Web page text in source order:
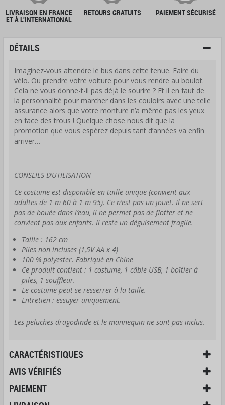
LIVRAISON EN FRANCE
ET À L'INTERNATIONAL
RETOURS GRATUITS PAIEMENT SÉCURISÉ
DÉTAILS
Imaginez-vous attendre le bus dans cette tenue. Faire du
vélo. Ou prendre votre voiture pour vous rendre au boulot.
Cela ne vous donne-t-il pas déjà le sourire ? Et il en faut de
la personnalité pour marcher dans les couloirs avec une telle
assurance alors que votre monture n’a même pas les yeux
en face des trous ! Quelque chose nous dit que la
promotion que vous espérez depuis tant d’années va enfin
arriver…
CONSEILS D’UTILISATION
Ce costume est disponible en taille unique (convient aux
adultes de 1 m 60 à 1 m 95). Ce n’est pas un jouet. Il ne sert
pas de bouée dans l’eau, il ne permet pas de flotter et ne
convient pas aux enfants. Il reste un déguisement fragile.
Taille : 162 cm
Piles non incluses (1,5V AA x 4)
100 % polyester. Fabriqué en Chine
Ce produit contient : 1 costume, 1 câble USB, 1 boîtier à
piles, 1 souffleur.
Le costume peut se resserrer à la taille.
Entretien : essuyer uniquement.
Les peluches dragodinde et le mannequin ne sont pas inclus.
CARACTÉRISTIQUES
AVIS VÉRIFIÉS
PAIEMENT